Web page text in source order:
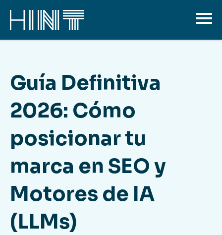
Guía Definitiva
2026: Cómo
posicionar tu
marca en SEO y
Motores de IA
(LLMs)